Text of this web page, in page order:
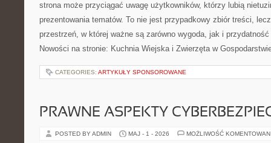
strona może przyciągać uwagę użytkowników, którzy lubią
prezentowania tematów. To nie jest przypadkowy zbiór treści,
przestrzeń, w której ważne są zarówno wygoda, jak i przydatność
Nowości na stronie: Kuchnia Wiejska i Zwierzęta w
CATEGORIES: ARTYKUŁY SPONSOROWANE
PRAWNE ASPEKTY
POSTED BY ADMIN MAJ - 1 - 2026 MOŻLIWOŚĆ